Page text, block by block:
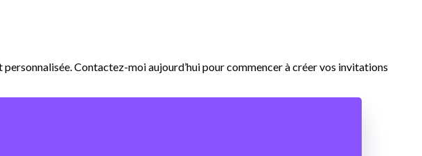
Contactez-moi aujourd’hui pour commencer à créer vos invitations